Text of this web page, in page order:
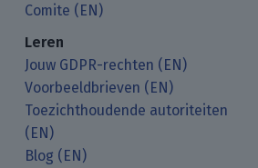
Comite (EN)
Leren
Jouw GDPR-rechten (EN)
Voorbeeldbrieven (EN)
Toezichthoudende autoriteiten
(EN)
Blog (EN)